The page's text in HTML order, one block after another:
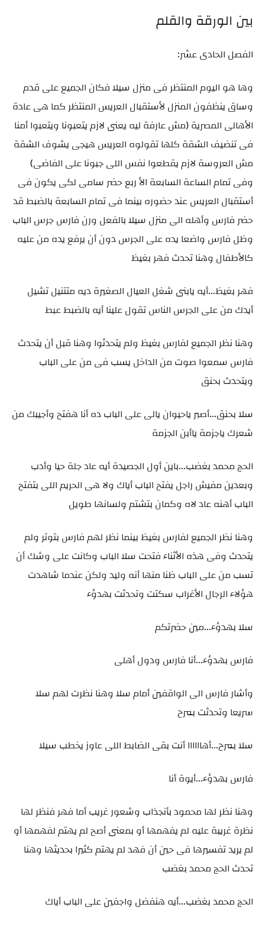
بين الورقة والقلم
الفصل الحادى عشر:
وها هو اليوم المنتظر فى منزل سيلا فكان الجميع على قدم
وساق ينظفون المنزل لأستقبال العريس المنتظر كما هى عادة
الأهالى المصرية (مش عارفة ليه يعنى لازم يتعبونا ويتعبوا أمنا
فى تنضيف الشقة كلها تقولوه العريس هيجى يشوف الشقة
مش العروسة لازم يقطعوا نفس اللى جبونا على الفاضى)
وفى تمام الساعة السابعة الأ ربع حضر سامى لكى يكون فى
أستقبال العريس عند حضوره بينما فى تمام السابعة بالضبط قد
حضر فارس وأهله الى منزل سيلا بالفعل ورن فارس جرس الباب
وظل فارس واضعا يده على الجرس دون أن يرفع يده من عليه
كالأطفال وهنا تحدث فهر بغيظ
فهر بغيظ...أيه يابنى شغل العيال الصغيرة ديه متتنيل تشيل
أيدك من على الجرس الناس تقول علينا أيه بالضبط عبط
وهنا نظر الجميع لفارس بغيظ ولم يتحدثوا وهنا قبل أن يتحدث
فارس سمعوا صوت من الداخل يسب فى من على الباب
ويتحدث بحنق
سلا بحنق...أصبر ياحيوان يالى على الباب ده أنا هفتح وأجيبك من
شعرك ياجزمة ياأبن الجزمة
الحج محمد بغضب...باين أول الجصيدة أيه عاد جلة حيا وأدب
وبعدين مفيش راجل يفتح الباب أياك ولا هى الحريم اللى بتفتح
الباب أهنه عاد لاه وكمان بتشتم ولسانها طويل
وهنا نظر الجميع لفارس بغيظ بينما نظر لهم فارس بتوتر ولم
يتحدث وفى هذه الأثناء فتحت سلا الباب وكانت على وشك أن
تسب من على الباب ظنا منها أنه وليد ولكن عندما شاهدت
هؤلاء الرجال الأغراب سكتت وتحدثت بهدؤء
سلا بهدؤء...مين حضرتكم
فارس بهدؤء...أنا فارس ودول أهلى
وأشار فارس الى الواقفين أمام سلا وهنا نظرت لهم سلا
سريعا وتحدثت بمرح
سلا بمرح...أهاااااا أنت بقى الضابط اللى عاوز يخطب سيلا
فارس بهدؤء...أيوة أنا
وهنا نظر لها محمود بأنجذاب وشعور غريب أما فهر فنظر لها
نظرة غريبة عليه لم يفهمها أو بمعنى أصح لم يهتم لفهمها أو
لم يريد تفسيرها فى حين أن فهد لم يهتم كثيرا بحديثها وهنا
تحدث الحج محمد بغضب
الحج محمد بغضب...أيه هنفضل واجفين على الباب أياك